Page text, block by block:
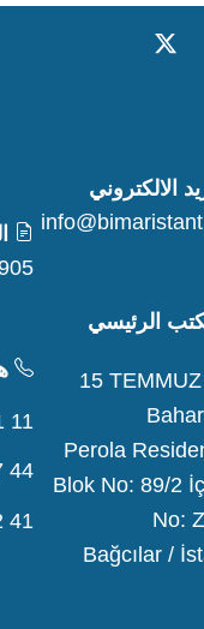
الالكتروني
الرئيسي
15
Perola
Blok No: 89/2
No:
Bağcılar /
11
44
41